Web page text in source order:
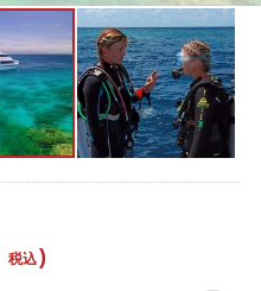
税込)